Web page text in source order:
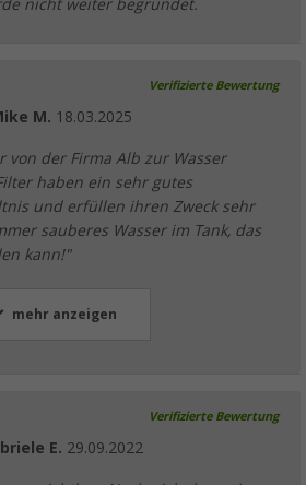
nicht weiter begründet.
Verifizierte Bewertung
M. 18.03.2025
von der Firma Alb zur Wasser
haben ein sehr gutes
und erfüllen ihren Zweck sehr
sauberes Wasser im Tank, das
kann!"
mehr anzeigen
Verifizierte Bewertung
E. 29.09.2022